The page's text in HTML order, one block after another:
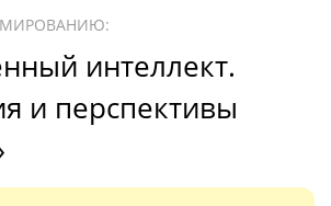
интеллект.
и перспективы